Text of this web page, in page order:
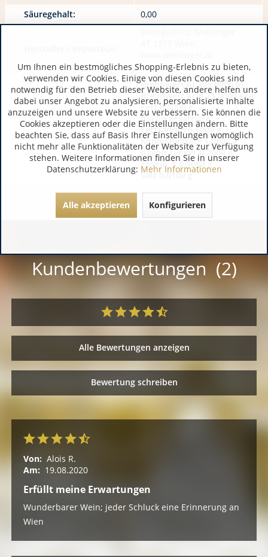
Säuregehalt:
0,00
Nährwerte pro 100g /
100ml:
Brennwert kJ 305,0000 kJ
Brennwert kcal 73,0000 kcal
Fett 0,5000 g
davon gesättigte
Fettsäuren 0,5000 g
Kohlenhydrate 1,0000 g
davon Zucker 0,2000 g
Eiweiß_1 0,5000 g
Salz 0,0100 g
Kundenbewertungen (2)
Alle Bewertungen anzeigen
Bewertung schreiben
Von: Alois R.
Am: 19.08.2020
Erfüllt meine Erwartungen
Wunderbarer Wein; jeder Schluck eine Erinnerung an
Wien
Um Ihnen ein bestmögliches Shopping-Erlebnis zu bieten,
verwenden wir Cookies. Einige von diesen Cookies sind
notwendig für den Betrieb dieser Website, andere helfen uns
dabei unser Angebot zu analysieren, personalisierte Inhalte
anzuzeigen und unsere Website zu verbessern. Sie können die
Cookies akzeptieren oder die Einstellungen ändern. Bitte
beachten Sie, dass auf Basis Ihrer Einstellungen womöglich
nicht mehr alle Funktionalitäten der Website zur Verfügung
stehen. Weitere Informationen finden Sie in unserer
Datenschutzerklärung: Mehr Informationen
Alle akzeptieren Konfigurieren